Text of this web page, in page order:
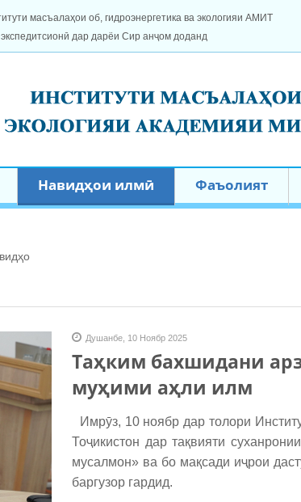
масъалаҳои об, гидроэнергетика ва экологияи АМИТ
дар дарёи Сир анҷом доданд
Навидҳои илмӣ Фаъолият
Душанбе, 10 Ноябр 2025
Таҳким бахшидани
муҳими аҳли илм
Имрӯз, 10 ноябр дар толори
Тоҷикистон дар тақвияти
мусалмон» ва бо мақсади иҷрои
баргузор гардид.